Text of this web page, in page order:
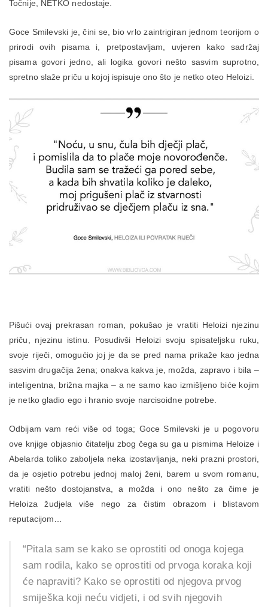
Točnije, NETKO nedostaje.
Goce Smilevski je, čini se, bio vrlo zaintrigiran jednom teorijom o
prirodi ovih pisama i, pretpostavljam, uvjeren kako sadržaj
pisama govori jedno, ali logika govori nešto sasvim suprotno,
spretno slaže priču u kojoj ispisuje ono što je netko oteo Heloizi.
Pišući ovaj prekrasan roman, pokušao je vratiti Heloizi njezinu
priču, njezinu istinu. Posudivši Heloizi svoju spisateljsku ruku,
svoje riječi, omogućio joj je da se pred nama prikaže kao jedna
sasvim drugačija žena; onakva kakva je, možda, zapravo i bila –
inteligentna, brižna majka – a ne samo kao izmišljeno biće kojim
je netko gladio ego i hranio svoje narcisoidne potrebe.
Odbijam vam reći više od toga; Goce Smilevski je u pogovoru
ove knjige objasnio čitatelju zbog čega su ga u pismima Heloize i
Abelarda toliko zaboljela neka izostavljanja, neki prazni prostori,
da je osjetio potrebu jednoj maloj ženi, barem u svom romanu,
vratiti nešto dostojanstva, a možda i ono nešto za čime je
Heloiza žudjela više nego za čistim obrazom i blistavom
reputacijom…
“Pitala sam se kako se oprostiti od onoga kojega
sam rodila, kako se oprostiti od prvoga koraka koji
će napraviti? Kako se oprostiti od njegova prvog
smiješka koji neću vidjeti, i od svih njegovih